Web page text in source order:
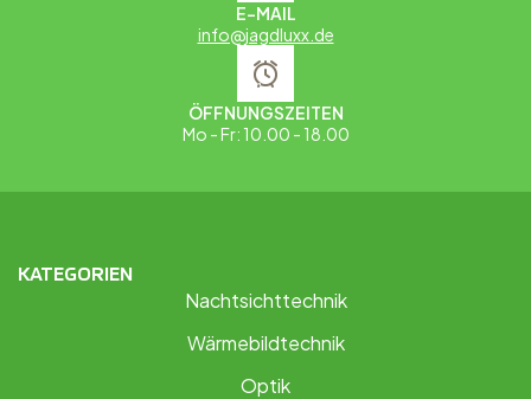
E-MAIL
info@jagdluxx.de
ÖFFNUNGSZEITEN
Mo - Fr: 10.00 - 18.00
KATEGORIEN
Nachtsichttechnik
Wärmebildtechnik
Optik